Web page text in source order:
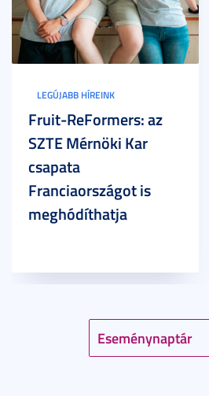
Eseménynaptár
LEGÚJABB HÍREINK
Fruit-ReFormers: az
SZTE Mérnöki Kar
csapata
Franciaországot is
meghódíthatja